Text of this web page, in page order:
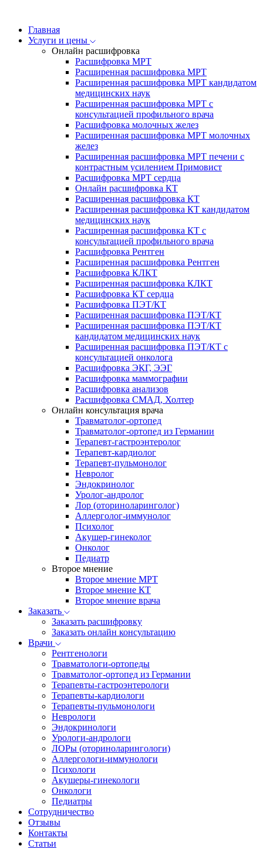
Главная
Услуги и цены
Онлайн расшифровка
Расшифровка МРТ
Расширенная расшифровка МРТ
Расширенная расшифровка МРТ кандидатом
медицинских наук
Расширенная расшифровка МРТ с
консультацией профильного врача
Расшифровка молочных желез
Расширенная расшифровка МРТ молочных
желез
Расширенная расшифровка МРТ печени с
контрастным усилением Примовист
Расшифровка МРТ сердца
Онлайн расшифровка КТ
Расширенная расшифровка КТ
Расширенная расшифровка КТ кандидатом
медицинских наук
Расширенная расшифровка КТ с
консультацией профильного врача
Расшифровка Рентген
Расширенная расшифровка Рентген
Расшифровка КЛКТ
Расширенная расшифровка КЛКТ
Расшифровка КТ сердца
Расшифровка ПЭТ/КТ
Расширенная расшифровка ПЭТ/КТ
Расширенная расшифровка ПЭТ/КТ
кандидатом медицинских наук
Расширенная расшифровка ПЭТ/КТ с
консультацией онколога
Расшифровка ЭКГ, ЭЭГ
Расшифровка маммографии
Расшифровка анализов
Расшифровка СМАД, Холтер
Онлайн консультация врача
Травматолог-ортопед
Травматолог-ортопед из Германии
Терапевт-гастроэнтеролог
Терапевт-кардиолог
Терапевт-пульмонолог
Невролог
Эндокринолог
Уролог-андролог
Лор (оториноларинголог)
Аллерголог-иммунолог
Психолог
Акушер-гинеколог
Онколог
Педиатр
Второе мнение
Второе мнение МРТ
Второе мнение КТ
Второе мнение врача
Заказать
Заказать расшифровку
Заказать онлайн консультацию
Врачи
Рентгенологи
Травматологи-ортопеды
Травматолог-ортопед из Германии
Терапевты-гастроэнтерологи
Терапевты-кардиологи
Терапевты-пульмонологи
Неврологи
Эндокринологи
Урологи-андрологи
ЛОРы (оториноларингологи)
Аллергологи-иммунологи
Психологи
Акушеры-гинекологи
Онкологи
Педиатры
Сотрудничество
Отзывы
Контакты
Статьи